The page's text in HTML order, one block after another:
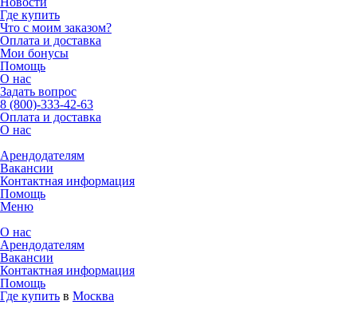
Где купить
Что с моим заказом?
Оплата и доставка
Мои бонусы
Помощь
О нас
Задать вопрос
8 (800)-333-42-63
Оплата и доставка
О нас
Арендодателям
Вакансии
Контактная информация
Помощь
Меню
О нас
Арендодателям
Вакансии
Контактная информация
Помощь
Где купить в Москва